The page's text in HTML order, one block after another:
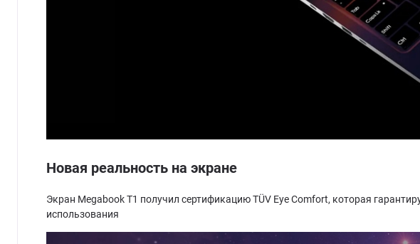
Новая реальность на экране
Экран Megabook T1 получил сертификацию TÜV Eye Comfort, которая
использования